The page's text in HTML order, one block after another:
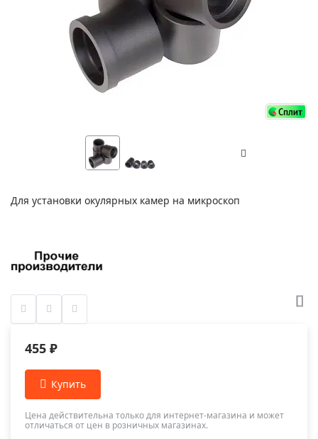
Для установки окулярных камер на микроскоп
455 ₽
Цена действительна только для интернет-магазина и может
отличаться от цен в розничных магазинах.